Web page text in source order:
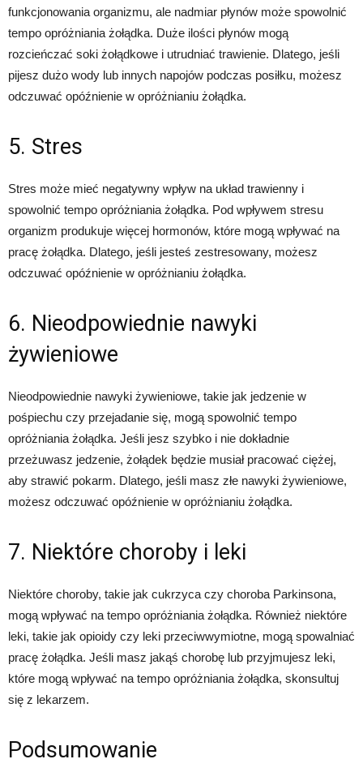
funkcjonowania organizmu, ale nadmiar płynów może spowolnić
tempo opróżniania żołądka. Duże ilości płynów mogą
rozcieńczać soki żołądkowe i utrudniać trawienie. Dlatego, jeśli
pijesz dużo wody lub innych napojów podczas posiłku, możesz
odczuwać opóźnienie w opróżnianiu żołądka.
5. Stres
Stres może mieć negatywny wpływ na układ trawienny i
spowolnić tempo opróżniania żołądka. Pod wpływem stresu
organizm produkuje więcej hormonów, które mogą wpływać na
pracę żołądka. Dlatego, jeśli jesteś zestresowany, możesz
odczuwać opóźnienie w opróżnianiu żołądka.
6. Nieodpowiednie nawyki
żywieniowe
Nieodpowiednie nawyki żywieniowe, takie jak jedzenie w
pośpiechu czy przejadanie się, mogą spowolnić tempo
opróżniania żołądka. Jeśli jesz szybko i nie dokładnie
przeżuwasz jedzenie, żołądek będzie musiał pracować ciężej,
aby strawić pokarm. Dlatego, jeśli masz złe nawyki żywieniowe,
możesz odczuwać opóźnienie w opróżnianiu żołądka.
7. Niektóre choroby i leki
Niektóre choroby, takie jak cukrzyca czy choroba Parkinsona,
mogą wpływać na tempo opróżniania żołądka. Również niektóre
leki, takie jak opioidy czy leki przeciwwymiotne, mogą spowalniać
pracę żołądka. Jeśli masz jakąś chorobę lub przyjmujesz leki,
które mogą wpływać na tempo opróżniania żołądka, skonsultuj
się z lekarzem.
Podsumowanie